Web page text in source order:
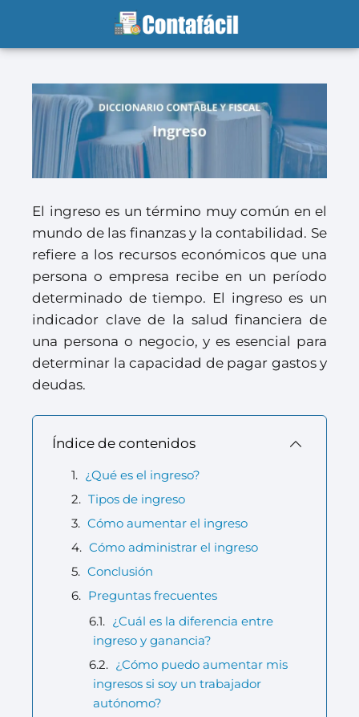
El ingreso es un término muy común en el
mundo de las finanzas y la contabilidad. Se
refiere a los recursos económicos que una
persona o empresa recibe en un período
determinado de tiempo. El ingreso es un
indicador clave de la salud financiera de
una persona o negocio, y es esencial para
determinar la capacidad de pagar gastos y
deudas.
Índice de contenidos
¿Qué es el ingreso?
Tipos de ingreso
Cómo aumentar el ingreso
Cómo administrar el ingreso
Conclusión
Preguntas frecuentes
¿Cuál es la diferencia entre
ingreso y ganancia?
¿Cómo puedo aumentar mis
ingresos si soy un trabajador
autónomo?